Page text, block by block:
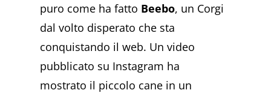
puro come ha fatto Beebo, un Corgi
dal volto disperato che sta
conquistando il web. Un video
pubblicato su Instagram ha
mostrato il piccolo cane in un